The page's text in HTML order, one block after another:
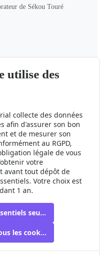
utilise des
collecte des données
afin d'assurer son bon
et de mesurer son
au RGPD,
légale de vous
votre
avant tout dépôt de
Votre choix est
1 an.
seulement
les cookies
de Sékou Touré
et actualités.
Tous droits réservés
du Camp Boiro